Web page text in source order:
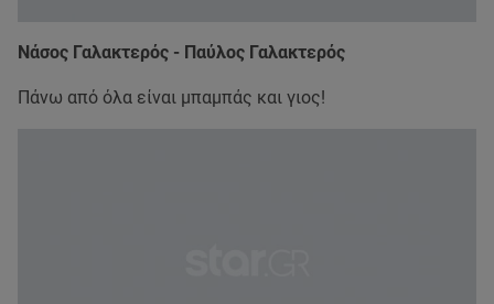
Νάσος Γαλακτερός - Παύλος Γαλακτερός
Πάνω από όλα είναι μπαμπάς και γιος!